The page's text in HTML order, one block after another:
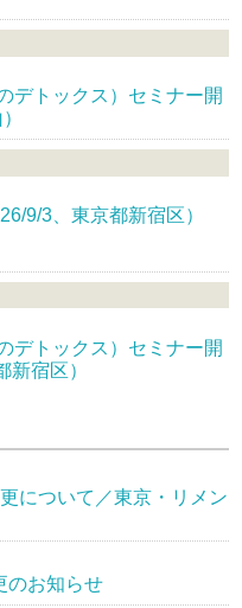
デトックス）セミナー開
9/3、東京都新宿区）
デトックス）セミナー開
新宿区）
について／東京・リメン
のお知らせ